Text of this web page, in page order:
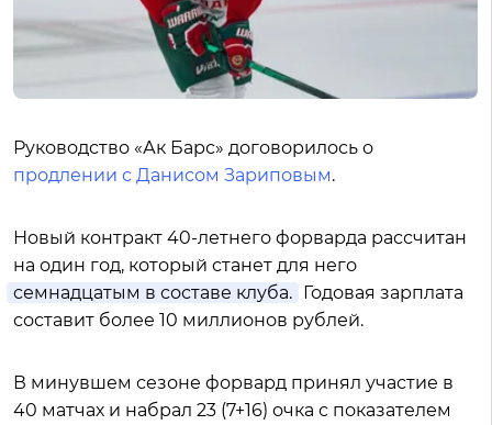
Руководство «Ак Барс» договорилось о
продлении с Данисом Зариповым.
Новый контракт 40-летнего форварда рассчитан
на один год, который станет для него
семнадцатым в составе клуба.
Годовая зарплата
составит более 10 миллионов рублей.
В минувшем сезоне форвард принял участие в
40 матчах и набрал 23 (7+16) очка с показателем